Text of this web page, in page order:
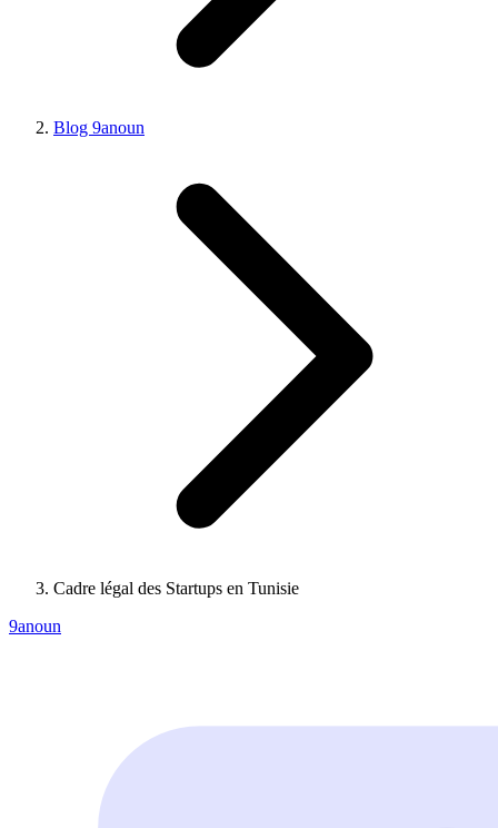
Blog 9anoun
Cadre légal des Startups en Tunisie
9anoun